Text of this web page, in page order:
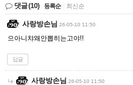
댓글(10) 등록순 최신순
사랑방손님 26-05-10 11:50
으아니챠왜안뽑히는고야!!
답글
사랑방손님 26-05-10 11:50